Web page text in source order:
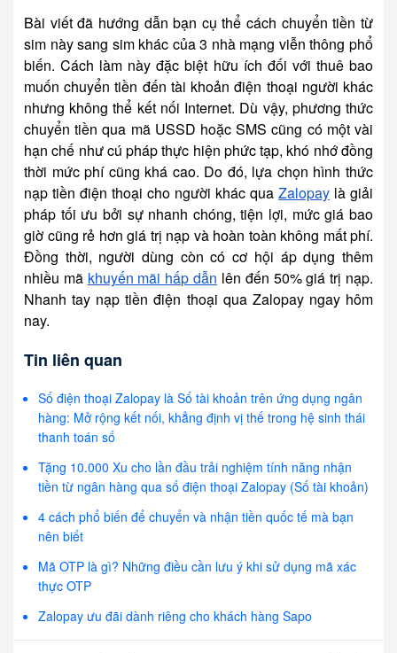
Bài viết đã hướng dẫn bạn cụ thể cách chuyển tiền từ
sim này sang sim khác của 3 nhà mạng viễn thông phổ
biến. Cách làm này đặc biệt hữu ích đối với thuê bao
muốn chuyển tiền đến tài khoản điện thoại người khác
nhưng không thể kết nối Internet. Dù vậy, phương thức
chuyển tiền qua mã USSD hoặc SMS cũng có một vài
hạn chế như cú pháp thực hiện phức tạp, khó nhớ đồng
thời mức phí cũng khá cao. Do đó, lựa chọn hình thức
nạp tiền điện thoại cho người khác qua Zalopay là giải
pháp tối ưu bởi sự nhanh chóng, tiện lợi, mức giá bao
giờ cũng rẻ hơn giá trị nạp và hoàn toàn không mất phí.
Đồng thời, người dùng còn có cơ hội áp dụng thêm
nhiều mã khuyến mãi hấp dẫn lên đến 50% giá trị nạp.
Nhanh tay nạp tiền điện thoại qua Zalopay ngay hôm
nay.
Tin liên quan
Số điện thoại Zalopay là Số tài khoản trên ứng dụng ngân
hàng: Mở rộng kết nối, khẳng định vị thế trong hệ sinh thái
thanh toán số
Tặng 10.000 Xu cho lần đầu trải nghiệm tính năng nhận
tiền từ ngân hàng qua số điện thoại Zalopay (Số tài khoản)
4 cách phổ biến để chuyển và nhận tiền quốc tế mà bạn
nên biết
Mã OTP là gì? Những điều cần lưu ý khi sử dụng mã xác
thực OTP
Zalopay ưu đãi dành riêng cho khách hàng Sapo